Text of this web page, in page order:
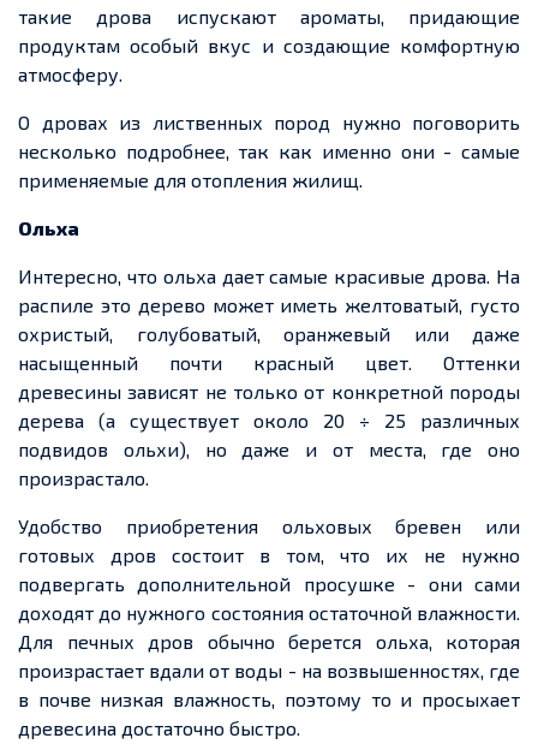
такие дрова испускают ароматы, придающие
продуктам особый вкус и создающие комфортную
атмосферу.
О дровах из лиственных пород нужно поговорить
несколько подробнее, так как именно они - самые
применяемые для отопления жилищ.
Ольха
Интересно, что ольха даетсамые красивые дрова. На
распиле это дерево может иметь желтоватый, густо
охристый, голубоватый, оранжевый или даже
насыщенный почти красный цвет. Оттенки
древесины зависят не только от конкретной породы
дерева (а существует около 20 ÷ 25 различных
подвидов ольхи), но даже и от места, где оно
произрастало.
Удобство приобретения ольховыхбревен или
готовых дров состоит в том, что их не нужно
подвергать дополнительной просушке - они сами
доходят до нужного состояния остаточной влажности.
Для печных дров обычно берется ольха, которая
произрастает вдали от воды - на возвышенностях, где
в почве низкая влажность, поэтому то и просыхает
древесина достаточно быстро.